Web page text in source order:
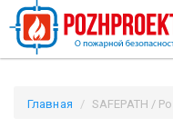
Главная SAFEPATH /